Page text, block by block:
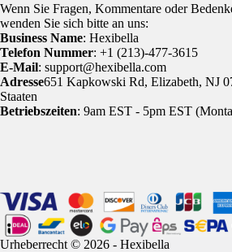
Wenn Sie Fragen, Kommentare oder
wenden Sie sich bitte an uns:
Business Name: Hexibella
Telefon Nummer: +1 (213)-477-3615
E-Mail: support@hexibella.com
Adresse651 Kapkowski Rd, Elizabeth, NJ
Staaten
Betriebszeiten: 9am EST - 5pm EST
Urheberrecht © 2026 - Hexibella